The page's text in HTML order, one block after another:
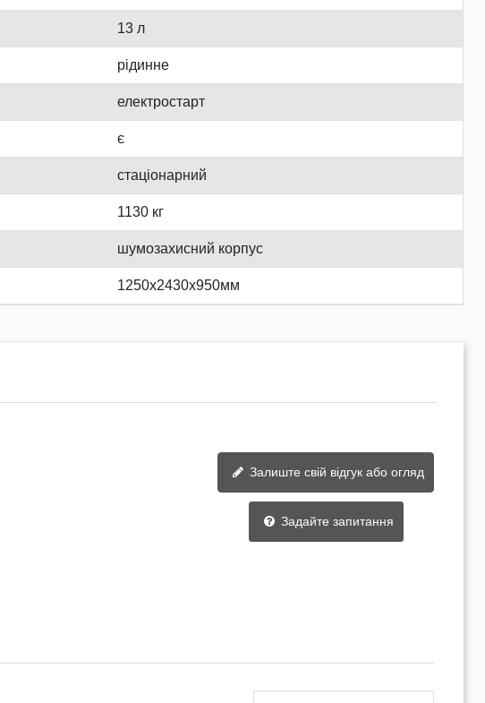
13 л
рідинне
електростарт
є
стаціонарний
1130 кг
шумозахисний корпус
1250х2430х950мм
Залиште свій відгук або огляд
Задайте запитання